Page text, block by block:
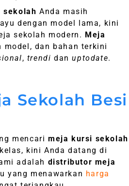
sekolahAnda masih
dengan model lama, kini
sekolah modern. Meja
model, dan bahan terkini
, trendi danuptodate.
Sekolah Besi
mencari meja kursi sekolah
kini Anda datang di
adalah distributor meja
yang menawarkan harga